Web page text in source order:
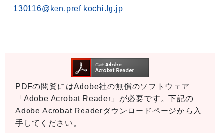
130116@ken.pref.kochi.lg.jp
PDFの閲覧にはAdobe社の無償のソフトウェア
「Adobe Acrobat Reader」が必要です。下記の
Adobe Acrobat Readerダウンロードページから入
手してください。